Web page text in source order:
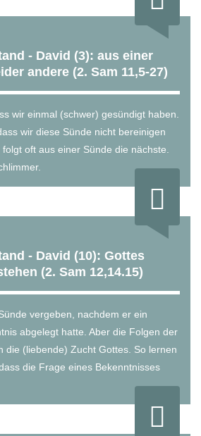
- David (3): aus einer
andere (2. Sam 11,5-27)
wir einmal (schwer) gesündigt haben.
wir diese Sünde nicht bereinigen
oft aus einer Sünde die nächste.
- David (10): Gottes
(2. Sam 12,14.15)
vergeben, nachdem er ein
abgelegt hatte. Aber die Folgen der
die (liebende) Zucht Gottes. So lernen
die Frage eines Bekenntnisses